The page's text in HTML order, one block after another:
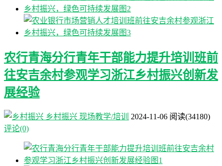
农行青海分行青年干部能力提升培训班前
往安吉余村参观学习浙江乡村振兴创新发
展经验
乡村振兴 现场教学/培训 2024-11-06 阅读(34180)
评论(0)